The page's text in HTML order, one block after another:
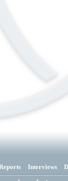
Interviews